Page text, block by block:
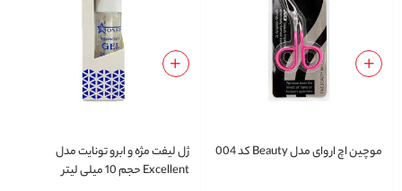
موچین اچ ار وای مدل Beauty کد 004
ژل لیفت مژه و ابرو تونایت مدل
Excellent حجم 10 میلی لیتر